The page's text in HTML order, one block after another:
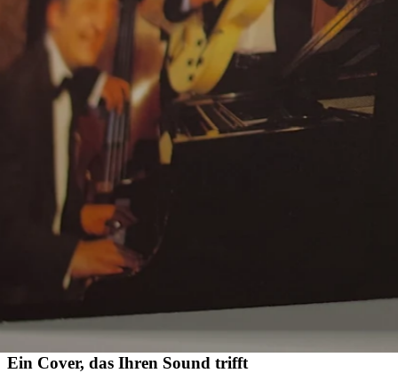
KI-generiert
Ein Cover, das Ihren Sound trifft